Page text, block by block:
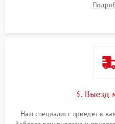
3. Выезд
Наш специалист приедет к